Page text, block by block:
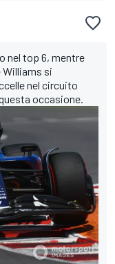
nel top 6, mentre
Williams si
nel circuito
occasione.